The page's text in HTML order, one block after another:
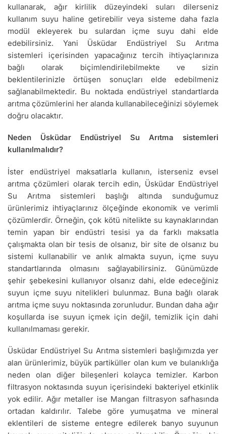
kullanarak, ağır kirlilik düzeyindeki suları dilerseniz
kullanım suyu haline getirebilir veya sisteme daha fazla
modül ekleyerek bu sulardan içme suyu dahi elde
edebilirsiniz. Yani Üsküdar Endüstriyel Su Arıtma
sistemleri içerisinden yapacağınız tercih ihtiyaçlarınıza
bağlı olarak biçimlendirilebilmekte ve sizin
beklentilerinizle örtüşen sonuçları elde edebilmeniz
sağlanabilmektedir. Bu noktada endüstriyel standartlarda
arıtma çözümlerini her alanda kullanabileceğinizi söylemek
doğru olacaktır.
Neden Üsküdar Endüstriyel Su Arıtma sistemleri
kullanılmalıdır?
İster endüstriyel maksatlarla kullanın, isterseniz evsel
arıtma çözümleri olarak tercih edin, Üsküdar Endüstriyel
Su Arıtma sistemleri başlığı altında sunduğumuz
ürünlerimiz ihtiyaçlarınız ölçeğinde ekonomik ve verimli
çözümlerdir. Örneğin, çok kötü nitelikte su kaynaklarından
temin yapan bir endüstri tesisi ya da farklı maksatla
çalışmakta olan bir tesis de olsanız, bir site de olsanız bu
sistemi kullanabilir ve anlık almakta suyun, içme suyu
standartlarında olmasını sağlayabilirsiniz. Günümüzde
şehir şebekesini kullanıyor olsanız dahi, elde edeceğiniz
suyun içme suyu nitelikleri bulunmaz. Buna bağlı olarak
arıtma içme suyu noktasında zorunludur. Bundan daha ağır
koşullarda ise suyun içmek için değil, temizlik için dahi
kullanılmaması gerekir.
Üsküdar Endüstriyel Su Arıtma sistemleri başlığımızda yer
alan ürünlerimiz, büyük partiküller olan kum ve bulanıklığa
neden olan diğer bileşenleri kolayca temizler. Karbon
filtrasyon noktasında suyun içerisindeki bakteriyel etkinlik
yok edilir. Ağır metaller ise Mangan filtrasyon safhasında
ortadan kaldırılır. Talebe göre yumuşatma ve mineral
eklentileri de sisteme entegre edilerek banyo suyunun